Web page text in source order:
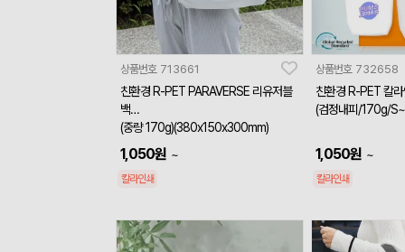
상품번호 713661
친환경 R-PET PARAVERSE 리유저블
백
(중량 170g)(380x150x300mm)
1,050원 ~
칼라인쇄
상품번호 732658
친환경 R-PET 칼
(검정내피/170g/
1,050원 ~
칼라인쇄